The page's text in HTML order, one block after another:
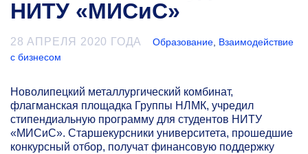
НИТУ «МИСиС»
28 АПРЕЛЯ 2020 ГОДА Образование Взаимодействие
с бизнесом
Новолипецкий металлургический комбинат,
флагманская площадка Группы НЛМК, учредил
стипендиальную программу для студентов НИТУ
«МИСиС». Старшекурсники университета, прошедшие
конкурсный отбор, получат финансовую поддержку